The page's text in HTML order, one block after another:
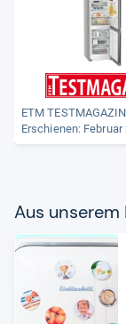
ETM TESTMAGAZIN
Erschienen: Februar
Aus unse­rem